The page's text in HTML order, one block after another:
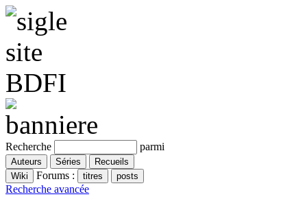
Recherche parmi
Forums :
Recherche avancée